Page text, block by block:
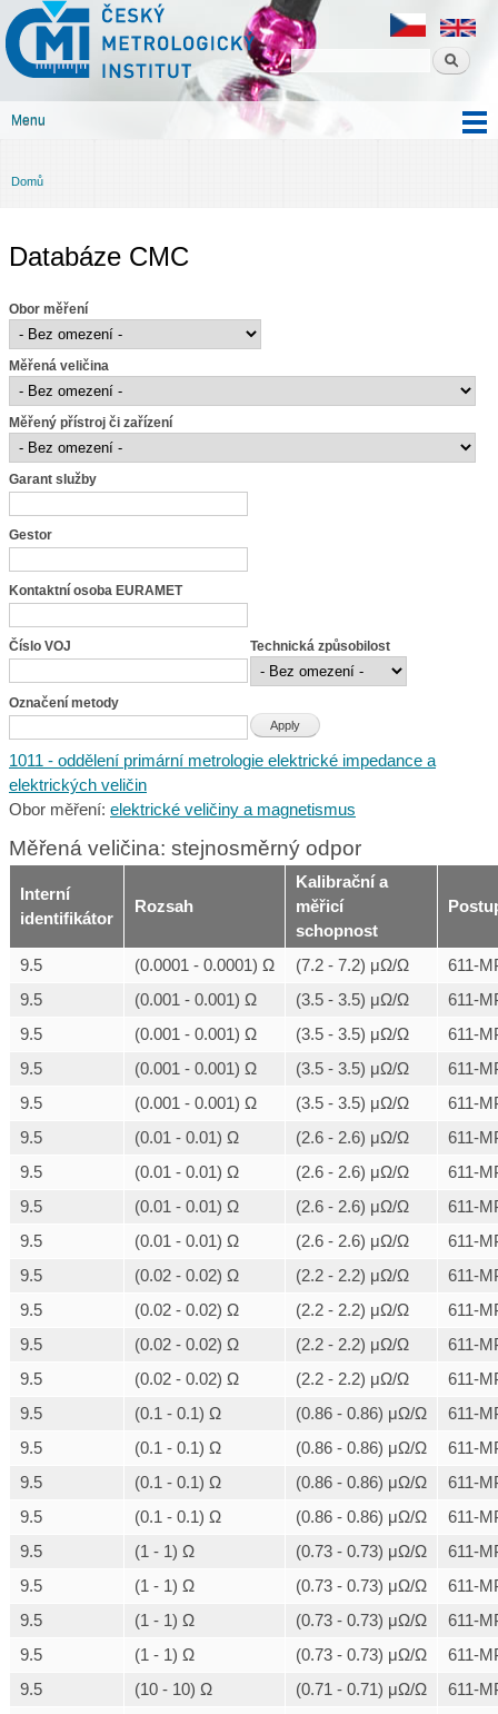
obsahu
Český
metrologický
institut
Menu
Jste zde
Domů
Databáze CMC
Obor měření
Měřená veličina
Měřený přístroj či zařízení
Garant služby
Gestor
Kontaktní osoba EURAMET
Číslo VOJ Technická způsobilost
Označení metody
1011 - oddělení primární metrologie elektrické impedance a
elektrických veličin
Obor měření: elektrické veličiny a magnetismus
Měřená veličina: stejnosměrný odpor
Interní
identifikátor
Rozsah
Kalibrační a
měřicí
schopnost
9.5 (0.0001 - 0.0001) Ω (7.2 - 7.2) μΩ/Ω
611-
9.5
(0.001 - 0.001) Ω (3.5 - 3.5) μΩ/Ω
611-
9.5
(0.001 - 0.001) Ω (3.5 - 3.5) μΩ/Ω
611-
9.5
(0.001 - 0.001) Ω (3.5 - 3.5) μΩ/Ω
611-
9.5
(0.001 - 0.001) Ω (3.5 - 3.5) μΩ/Ω
611-
9.5
(0.01 - 0.01) Ω (2.6 - 2.6) μΩ/Ω
611-
9.5
(0.01 - 0.01) Ω (2.6 - 2.6) μΩ/Ω
611-
9.5
(0.01 - 0.01) Ω (2.6 - 2.6) μΩ/Ω
611-
9.5
(0.01 - 0.01) Ω (2.6 - 2.6) μΩ/Ω
611-
9.5
(0.02 - 0.02) Ω (2.2 - 2.2) μΩ/Ω
611-
9.5
(0.02 - 0.02) Ω (2.2 - 2.2) μΩ/Ω
611-
9.5
(0.02 - 0.02) Ω (2.2 - 2.2) μΩ/Ω
611-
9.5
(0.02 - 0.02) Ω (2.2 - 2.2) μΩ/Ω
611-
9.5
(0.1 - 0.1) Ω (0.86 - 0.86) μΩ/Ω
611-
9.5
(0.1 - 0.1) Ω (0.86 - 0.86) μΩ/Ω
611-
9.5
(0.1 - 0.1) Ω (0.86 - 0.86) μΩ/Ω
611-
9.5
(0.1 - 0.1) Ω (0.86 - 0.86) μΩ/Ω
611-
9.5
(1 - 1) Ω (0.73 - 0.73) μΩ/Ω
611-
9.5
(1 - 1) Ω (0.73 - 0.73) μΩ/Ω
611-
9.5
(1 - 1) Ω (0.73 - 0.73) μΩ/Ω
611-
9.5
(1 - 1) Ω (0.73 - 0.73) μΩ/Ω
611-
9.5
(10 - 10) Ω (0.71 - 0.71) μΩ/Ω
611-